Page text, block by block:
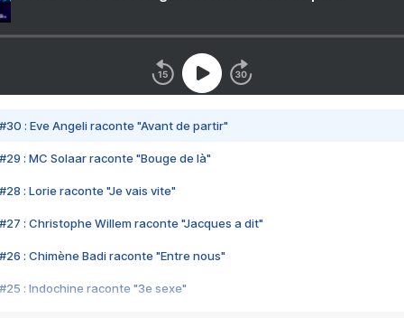
#30 : Eve Angeli raconte "Avant de partir"
#29 : MC Solaar raconte "Bouge de là"
#28 : Lorie raconte "Je vais vite"
#27 : Christophe Willem raconte "Jacques a dit"
#26 : Chimène Badi raconte "Entre nous"
#25 : Indochine raconte "3e sexe"